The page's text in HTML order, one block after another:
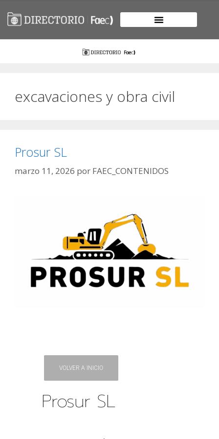
excavaciones y obra civil
Prosur SL
marzo 11, 2026 por FAEC_CONTENIDOS
VOLVER A INICIO
Prosur SL